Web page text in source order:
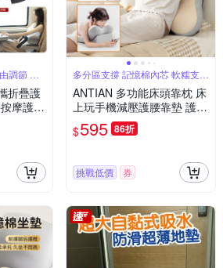
調節 按
折疊護
摩護腰
枕
多分區支撐 記憶棉內芯 軟糯支撐
細膩柔軟
ANTIAN 多功能床頭靠枕 床
上玩手機減壓護腰靠墊 護頸
腰靠 久坐腰墊 抬腳枕 趴睡
枕 情趣枕 房事枕
$595 86折
挑戰低價 券